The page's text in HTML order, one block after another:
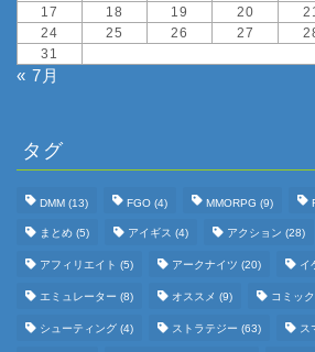
17
18 19 20
24
25 26 27
31
« 7月
タグ
DMM (13) FGO (4) MMORPG (9)
まとめ (5) アイギス (4) アクション (28)
アフィリエイト (5) アークナイツ (20) イ
エミュレーター (8) オススメ (9) コミック
シューティング (4) ストラテジー (63) ス